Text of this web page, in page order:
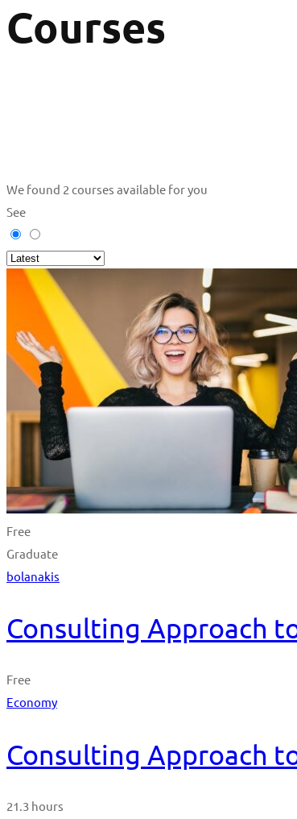
Courses
We found 2 courses available for you
See
Free
Graduate
bolanakis
Consulting Approach
Free
Economy
Consulting Approach
21.3 hours